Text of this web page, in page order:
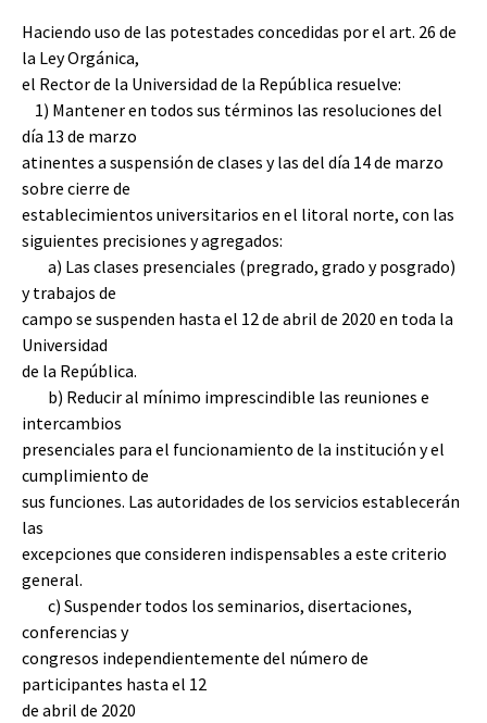
Haciendo uso de las potestades concedidas por el art. 26 de
la Ley Orgánica,
el Rector de la Universidad de la República resuelve:
1) Mantener en todos sus términos las resoluciones del
día 13 de marzo
atinentes a suspensión de clases y las del día 14 de marzo
sobre cierre de
establecimientos universitarios en el litoral norte, con las
siguientes precisiones y agregados:
a) Las clases presenciales (pregrado, grado y posgrado)
y trabajos de
campo se suspenden hasta el 12 de abril de 2020 en toda la
Universidad
de la República.
b) Reducir al mínimo imprescindible las reuniones e
intercambios
presenciales para el funcionamiento de la institución y el
cumplimiento de
sus funciones. Las autoridades de los servicios establecerán
las
excepciones que consideren indispensables a este criterio
general.
c) Suspender todos los seminarios, disertaciones,
conferencias y
congresos independientemente del número de
participantes hasta el 12
de abril de 2020